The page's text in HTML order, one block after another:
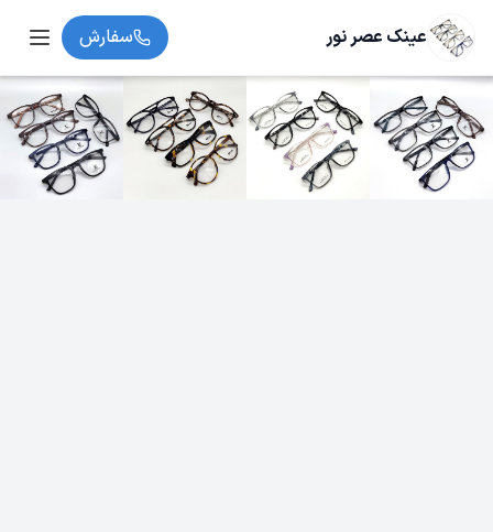
عینک عصر نور سفارش